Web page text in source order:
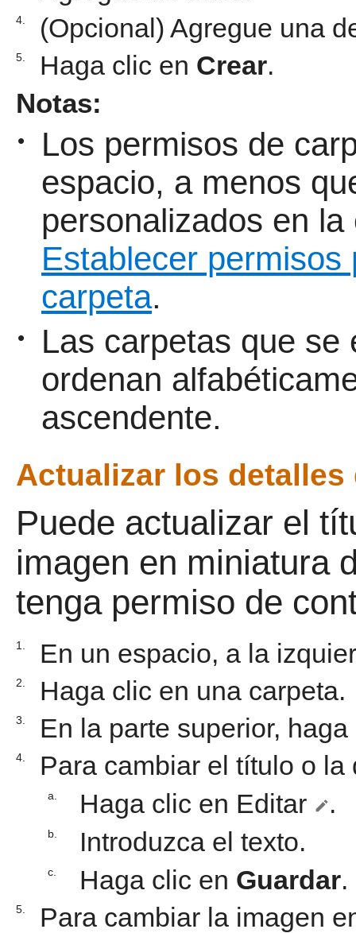
4. (Opcional) Agregue una
5. Haga clic en Crear.
Notas:
•
Los permisos de
espacio, a menos
personalizados en
Establecer
carpeta.
•
Las carpetas que se
ordenan
ascendente.
Actualizar los detalles
Puede actualizar el
imagen en miniatura
tenga permiso de
1. En un espacio, a la
2. Haga clic en una carpeta.
3. En la parte superior,
4. Para cambiar el título o la
a. Haga clic en Editar .
b. Introduzca el texto.
c. Haga clic en Guardar.
5. Para cambiar la imagen